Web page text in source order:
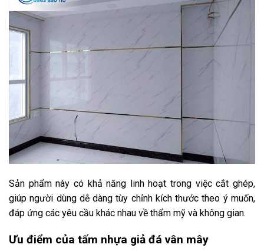
Sản phẩm này có khả năng linh hoạt trong việc cắt ghép,
giúp người dùng dễ dàng tùy chỉnh kích thước theo ý muốn,
đáp ứng các yêu cầu khác nhau về thẩm mỹ và không gian.
Ưu điểm của tấm nhựa giả đá vân mây